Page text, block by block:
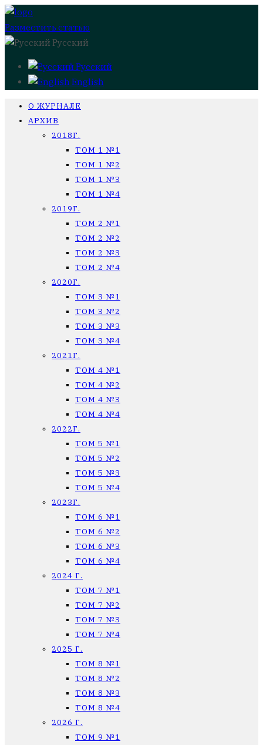
Разместить статью
Русский
Русский
English
О ЖУРНАЛЕ
АРХИВ
2018Г.
ТОМ 1 №1
ТОМ 1 №2
ТОМ 1 №3
ТОМ 1 №4
2019Г.
ТОМ 2 №1
ТОМ 2 №2
ТОМ 2 №3
ТОМ 2 №4
2020Г.
ТОМ 3 №1
ТОМ 3 №2
ТОМ 3 №3
ТОМ 3 №4
2021Г.
ТОМ 4 №1
ТОМ 4 №2
ТОМ 4 №3
ТОМ 4 №4
2022Г.
ТОМ 5 №1
ТОМ 5 №2
ТОМ 5 №3
ТОМ 5 №4
2023Г.
ТОМ 6 №1
ТОМ 6 №2
ТОМ 6 №3
ТОМ 6 №4
2024 Г.
ТОМ 7 №1
ТОМ 7 №2
ТОМ 7 №3
ТОМ 7 №4
2025 Г.
ТОМ 8 №1
ТОМ 8 №2
ТОМ 8 №3
ТОМ 8 №4
2026 Г.
ТОМ 9 №1